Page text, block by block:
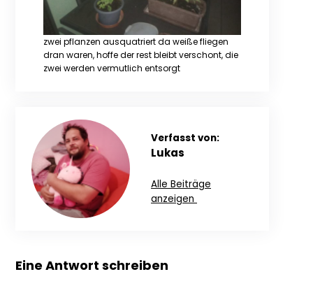
zwei pflanzen ausquatriert da weiße fliegen
dran waren, hoffe der rest bleibt verschont, die
zwei werden vermutlich entsorgt
Verfasst von:
Lukas
Alle Beiträge
anzeigen
Eine Antwort schreiben